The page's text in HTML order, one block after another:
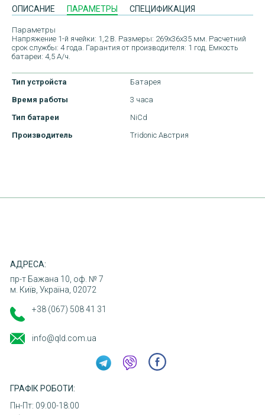
ОПИСАНИЕ ПАРАМЕТРЫ СПЕЦИФИКАЦИЯ
Параметры
Напряжение 1-й ячейки: 1,2 В. Размеры: 269x36x35 мм. Расчетний
срок службы: 4 года. Гарантия от производителя: 1 год. Емкость
батареи: 4,5 А/ч.
Тип устройста
Батарея
Время работы
3 часа
Тип батареи
NiCd
Производитель
Tridonic Австрия
ОПЛАТА
АДРЕСА:
пр-т Бажана 10, оф. № 7
м. Київ, Україна, 02072
ГРАФІК РОБОТИ:
Пн-Пт: 09:00-18:00
+38 (067) 508 41 31
info@qld.com.ua